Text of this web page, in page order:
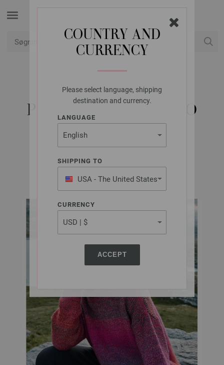
COUNTRY AND
CURRENCY
Please select language, shipping
destination and currency.
LANGUAGE
SHIPPING TO
USA - The United States
of America
CURRENCY
ACCEPT
LANA GROSSA
PULLOVER GOMITOLO
GALA
GOMITOLO No. 16 | Model 5